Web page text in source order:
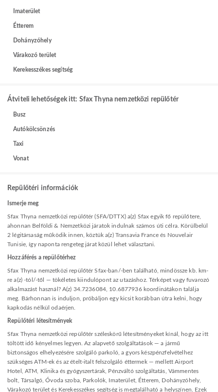
Imaterület
Étterem
Dohányzóhely
Várakozó terület
Kerekesszékes segítség
Átviteli lehetőségek itt: Sfax Thyna nemzetközi repülőtér
Busz
Autókölcsönzés
Taxi
Vonat
Repülőtéri információk
Ismerje meg
Sfax Thyna nemzetközi repülőtér (SFA/DTTX) a(z) Sfax egyik fő repülőtere,
ahonnan Belföldi & Nemzetközi járatok indulnak számos úti célra. Körülbelül
2 légitársaság működik innen, köztük a(z) Transavia France és Nouvelair
Tunisie, így naponta rengeteg járat közül lehet választani.
Hozzáférés a repülőtérhez
Sfax Thyna nemzetközi repülőtér Sfax-ban/-ben található, mindössze kb. km-
re a(z) -tól/-től — tökéletes kiindulópont az utazáshoz. Térképet vagy fuvarozó
alkalmazást használ? A(z) 34.7236084, 10.6877936 koordinátákon találja
meg. Bárhonnan is induljon, próbáljon egy kicsit korábban útra kelni, hogy
kapkodás nélkül odaérjen.
Repülőtéri létesítmények
Sfax Thyna nemzetközi repülőtér széleskörű létesítményeket kínál, hogy az itt
töltött idő kényelmes legyen. Az alapvető szolgáltatások — a jármű
biztonságos elhelyezésére szolgáló parkoló, a gyors készpénzfelvételhez
szükséges ATM-ek és az ételt-italt felszolgáló éttermek — mellett Airport
Hotel, ATM, Klinika és gyógyszertárak, Pénzváltó szolgáltatás, Vámmentes
bolt, Társalgó, Óvoda szoba, Parkolók, Imaterület, Étterem, Dohányzóhely,
Várakozó terület és Kerekesszékes segítség is megtalálható a helyszínen. Ezek